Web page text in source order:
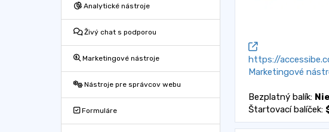
Analytické nástroje
Živý chat s podporou
Marketingové nástroje
Nástroje pre správcov webu
Formuláre
https://
Marketingové
Bezplatný balík: Nie
Štartovací balíček: